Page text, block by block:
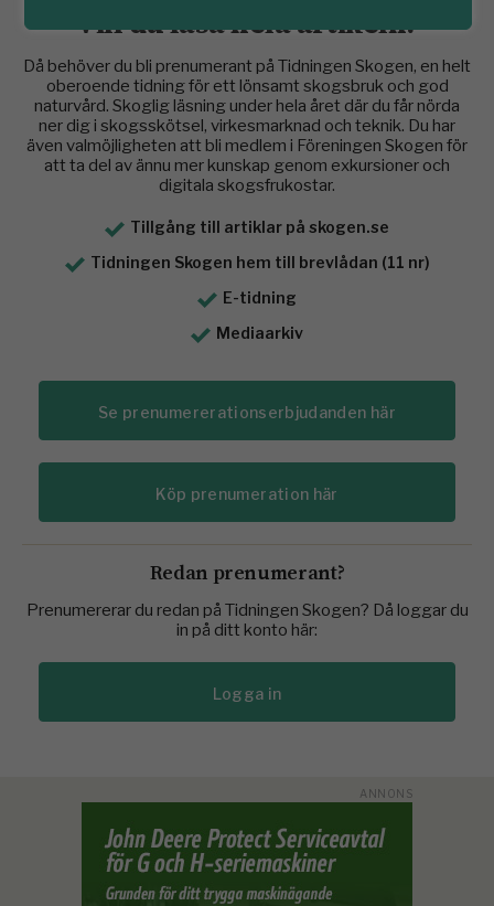
Vill du läsa hela artikeln?
Då behöver du bli prenumerant på Tidningen Skogen, en helt
oberoende tidning för ett lönsamt skogsbruk och god
naturvård. Skoglig läsning under hela året där du får nörda
ner dig i skogsskötsel, virkesmarknad och teknik. Du har
även valmöjligheten att bli medlem i Föreningen Skogen för
att ta del av ännu mer kunskap genom exkursioner och
digitala skogsfrukostar.
Tillgång till artiklar på skogen.se
Tidningen Skogen hem till brevlådan (11 nr)
E-tidning
Mediaarkiv
Se prenumererationserbjudanden här
Köp prenumeration här
Redan prenumerant?
Prenumererar du redan på Tidningen Skogen? Då loggar du
in på ditt konto här:
Logga in